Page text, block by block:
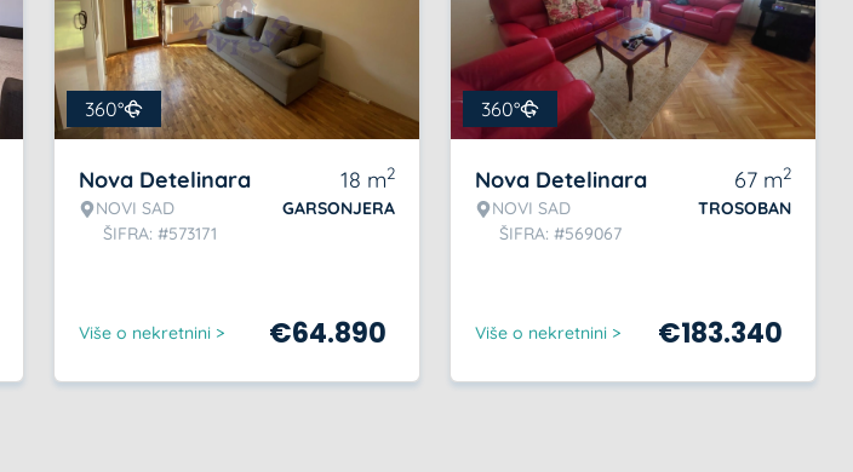
360°
Nova Detelinara
NOVI SAD
ŠIFRA: #573171
18 m2
GARSONJERA
Više o nekretnini > €64.890
360°
Nova Detelinara
NOVI SAD
ŠIFRA: #569067
67 m2
TROSOBAN
Više o nekretnini > €183.340